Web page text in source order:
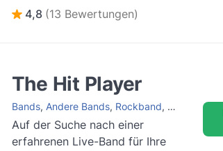
4,8 (13 Bewertungen)
The Hit Player
Bands, Andere Bands, Rockband, Coverband
Auf der Suche nach einer
erfahrenen Live-Band für Ihre